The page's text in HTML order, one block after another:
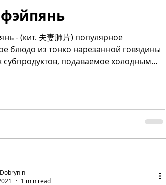
- (кит. 夫妻肺片) популярное
блюдо из тонко нарезанной говядины
субпродуктов, подаваемое холодным
1 min read